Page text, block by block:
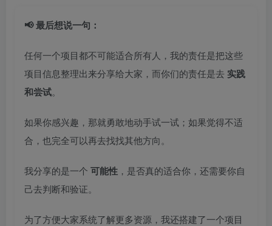
📢 最后想说一句：
任何一个项目都不可能适合所有人，我的责任是把这些
项目信息整理出来分享给大家，而你们的责任是去 实践
和尝试。
如果你感兴趣，那就勇敢地动手试一试；如果觉得不适
合，也完全可以再去找找其他方向。
我分享的是一个 可能性 ，是否真的适合你，还需要你自
己去判断和验证。
为了方便大家系统了解更多资源，我还搭建了一个项目